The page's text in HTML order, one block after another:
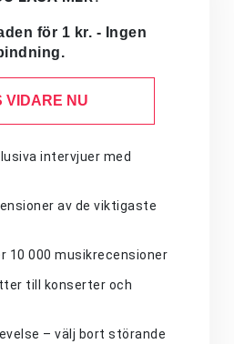
för 1 kr. - Ingen
VIDARE NU
intervjuer med
av de viktigaste
10 000 musikrecensioner
till konserter och
– välj bort störande